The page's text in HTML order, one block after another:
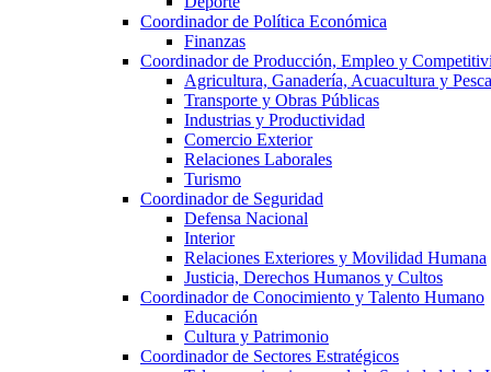
Coordinador de Política Económica
Finanzas
Coordinador de Producción, Empleo y
Agricultura, Ganadería, Acuacultura y Pesca
Transporte y Obras Públicas
Industrias y Productividad
Comercio Exterior
Relaciones Laborales
Turismo
Coordinador de Seguridad
Defensa Nacional
Interior
Relaciones Exteriores y Movilidad Humana
Justicia, Derechos Humanos y Cultos
Coordinador de Conocimiento y Talento Humano
Educación
Cultura y Patrimonio
Coordinador de Sectores Estratégicos